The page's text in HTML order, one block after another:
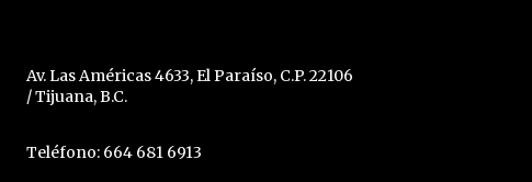
Av. Las Américas 4633, El Paraíso, C.P. 22106
/ Tijuana, B.C.
Teléfono: 664 681 6913